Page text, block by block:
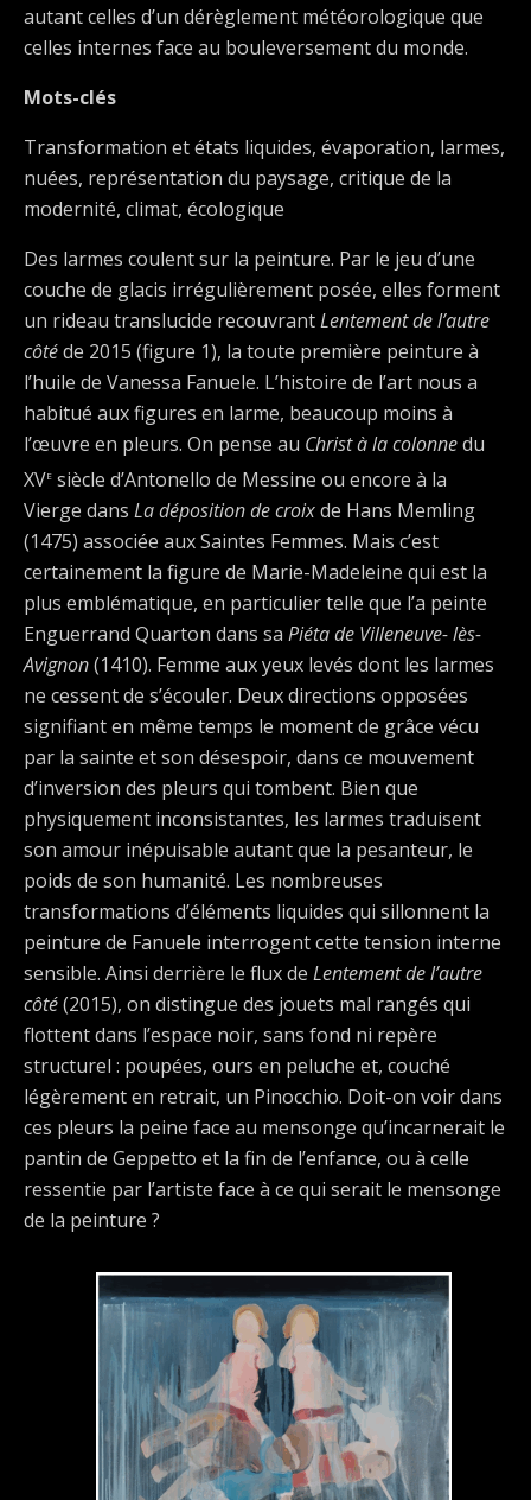
autant celles d’un dérèglement météorologique que
celles internes face au bouleversement du monde.
Mots-clés
Transformation et états liquides, évaporation, larmes,
nuées, représentation du paysage, critique de la
modernité, climat, écologique
Des larmes coulent sur la peinture. Par le jeu d’une
couche de glacis irrégulièrement posée, elles forment
un rideau translucide recouvrantLentement de l’autre
côtéde 2015 (figure 1), la toute première peinture à
l’huile de Vanessa Fanuele. L’histoire de l’art nous a
habitué aux figures en larme, beaucoup moins à
l’œuvre en pleurs. On pense au Christ à la colonnedu
XVe siècle d’Antonello de Messine ou encore à la
Vierge dans La déposition de croixde Hans Memling
(1475) associée aux Saintes Femmes. Mais c’est
certainement la figure de Marie-Madeleine qui est la
plus emblématique, en particulier telle que l’a peinte
Enguerrand Quarton dans sa Piéta de Villeneuve- lès-
Avignon(1410). Femme aux yeux levés dont les larmes
ne cessent de s’écouler. Deux directions opposées
signifiant en même temps le moment de grâce vécu
par la sainte et son désespoir, dans ce mouvement
d’inversion des pleurs qui tombent. Bien que
physiquement inconsistantes, les larmes traduisent
son amour inépuisable autant que la pesanteur, le
poids de son humanité. Les nombreuses
transformations d’éléments liquides qui sillonnent la
peinture de Fanuele interrogent cette tension interne
sensible. Ainsi derrière le flux de Lentement de l’autre
côté(2015), on distingue des jouets mal rangés qui
flottent dans l’espace noir, sans fond ni repère
structurel : poupées, ours en peluche et, couché
légèrement en retrait, un Pinocchio. Doit-on voir dans
ces pleurs la peine face au mensonge qu’incarnerait le
pantin de Geppetto et la fin de l’enfance, ou à celle
ressentie par l’artiste face à ce qui serait le mensonge
de la peinture ?